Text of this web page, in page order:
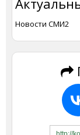
Новости СМИ2